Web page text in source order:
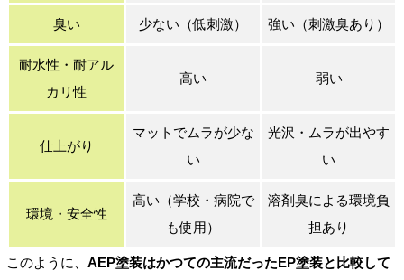
臭い 少ない（低刺激） 強い（刺激臭あり）
耐水性・耐アル
カリ性
高い 弱い
仕上がり
マットでムラが少な
い
光沢・ムラが出やす
い
環境・安全性
高い（学校・病院で
も使用）
溶剤臭による環境負
担あり
このように、 AEP塗装はかつての主流だったEP塗装と比較して